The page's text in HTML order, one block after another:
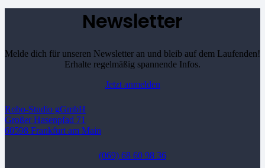
Newsletter
Melde dich für unseren Newsletter an und bleib auf dem Laufenden!
Erhalte regelmäßig spannende Infos.
Jetzt anmelden
Robo-Studio gGmbH
Großer Hasenpfad 71
60598 Frankfurt am Main
(069) 68 60 98 36